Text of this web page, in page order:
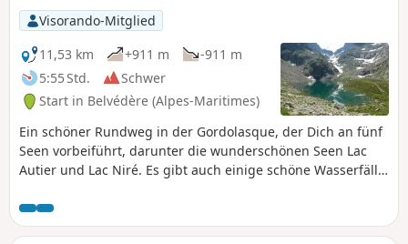
Visorando-Mitglied
11,53 km
+911 m
-911 m
5:55 Std.
Schwer
Start in Belvédère (Alpes-Maritimes)
Ein schöner Rundweg in der Gordolasque, der Dich an fünf
Seen vorbeiführt, darunter die wunderschönen Seen Lac
Autier und Lac Niré. Es gibt auch einige schöne Wasserfälle,
Gämsen auf der gesamten Wanderung. Einige Steinböcke
und Murmeltiere unter der Staumauer des Lac de la Fous.